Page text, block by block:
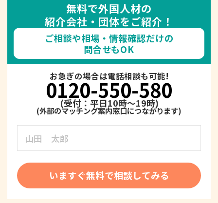
無料で外国人材の
紹介会社・団体をご紹介！
ご相談や相場・情報確認だけの
問合せもOK
お急ぎの場合は電話相談も可能!
0120-550-580
(受付：平日10時～19時)
いますぐ無料で相談してみる